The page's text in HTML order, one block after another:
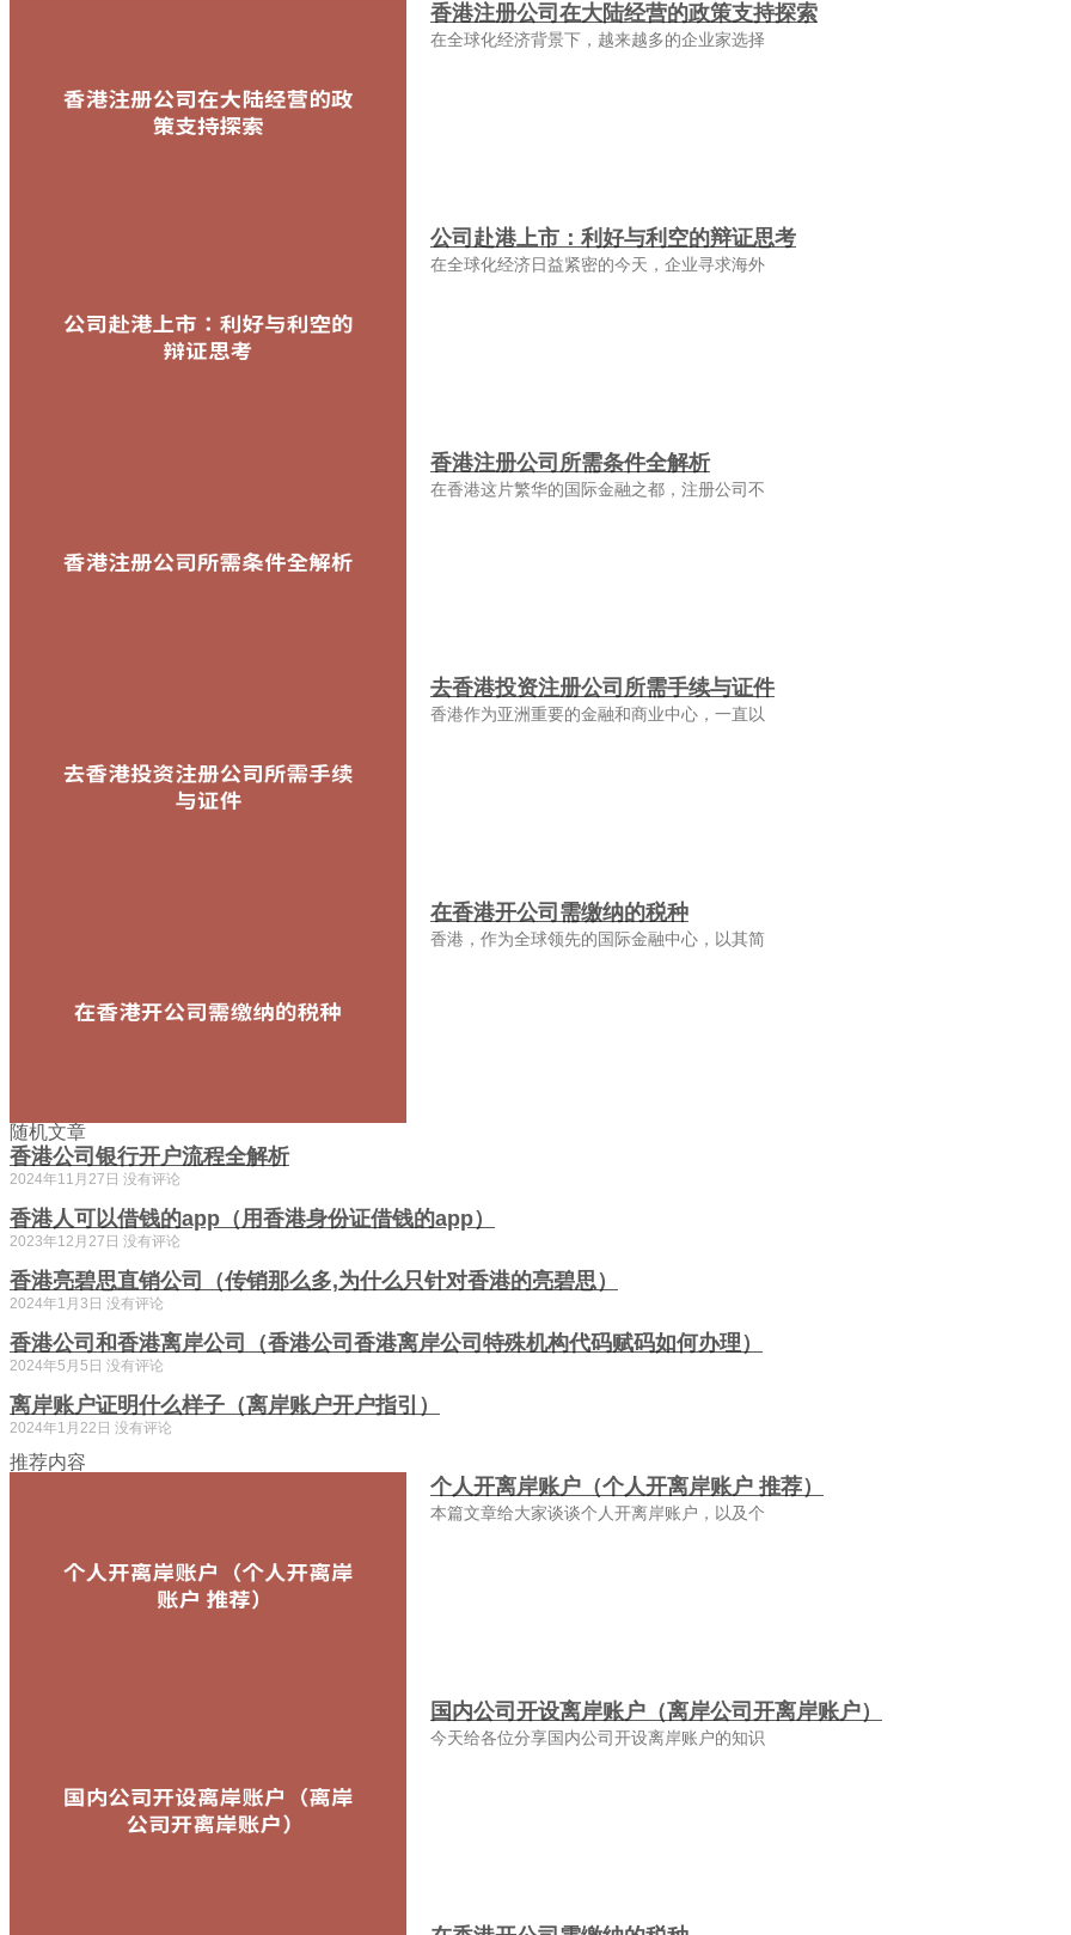
香港注册公司在大陆经营的政策支持探索
在全球化经济背景下，越来越多的企业家选择
公司赴港上市：利好与利空的辩证思考
在全球化经济日益紧密的今天，企业寻求海外
香港注册公司所需条件全解析
在香港这片繁华的国际金融之都，注册公司不
去香港投资注册公司所需手续与证件
香港作为亚洲重要的金融和商业中心，一直以
在香港开公司需缴纳的税种
香港，作为全球领先的国际金融中心，以其简
随机文章
香港公司银行开户流程全解析
2024年11月27日 没有评论
香港人可以借钱的app（用香港身份证借钱的app）
2023年12月27日 没有评论
香港亮碧思直销公司（传销那么多,为什么只针对香港的亮碧思）
2024年1月3日 没有评论
香港公司和香港离岸公司（香港公司香港离岸公司特殊机构代码赋码如何办理）
2024年5月5日 没有评论
离岸账户证明什么样子（离岸账户开户指引）
2024年1月22日 没有评论
推荐内容
个人开离岸账户（个人开离岸账户 推荐）
本篇文章给大家谈谈个人开离岸账户，以及个
国内公司开设离岸账户（离岸公司开离岸账户）
今天给各位分享国内公司开设离岸账户的知识